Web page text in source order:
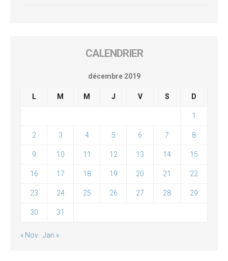
CALENDRIER
décembre 2019
L M M J V S D
1
2 3 4 5 6 7 8
9 10 11 12 13 14 15
16 17 18 19 20 21 22
23 24 25 26 27 28 29
30 31
« Nov Jan »